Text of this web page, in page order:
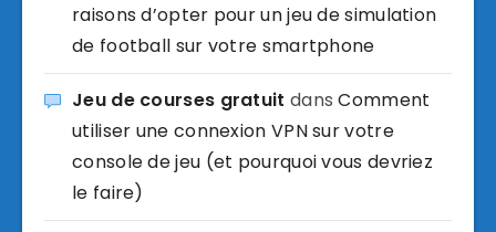
raisons d’opter pour un jeu de simulation
de football sur votre smartphone
Jeu de courses gratuit dansComment
utiliser une connexion VPN sur votre
console de jeu (et pourquoi vous devriez
le faire)